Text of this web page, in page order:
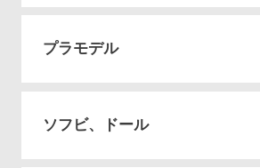
プラモデル
ソフビ、ドール